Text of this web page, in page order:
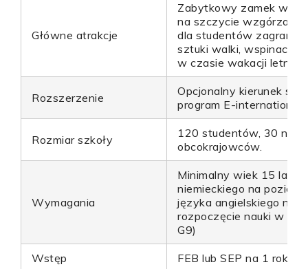
Główne atrakcje
Zabytkowy zamek w
na szczycie wzgórza,
dla studentów
sztuki walki,
w czasie wakacji letnich.
Rozszerzenie
Opcjonalny kierunek
program E-international:
Rozmiar szkoły
120 studentów, 30
obcokrajowców.
Wymagania
Minimalny wiek 15 lat,
niemieckiego na
języka angielskiego na
rozpoczęcie nauki w
G9)
Wstęp FEB lub SEP na 1 rok